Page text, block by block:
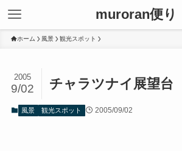
muroran便り
ホーム 風景 観光スポット
チャラツナイ展望台
2005
9/02
風景 観光スポット 2005/09/02